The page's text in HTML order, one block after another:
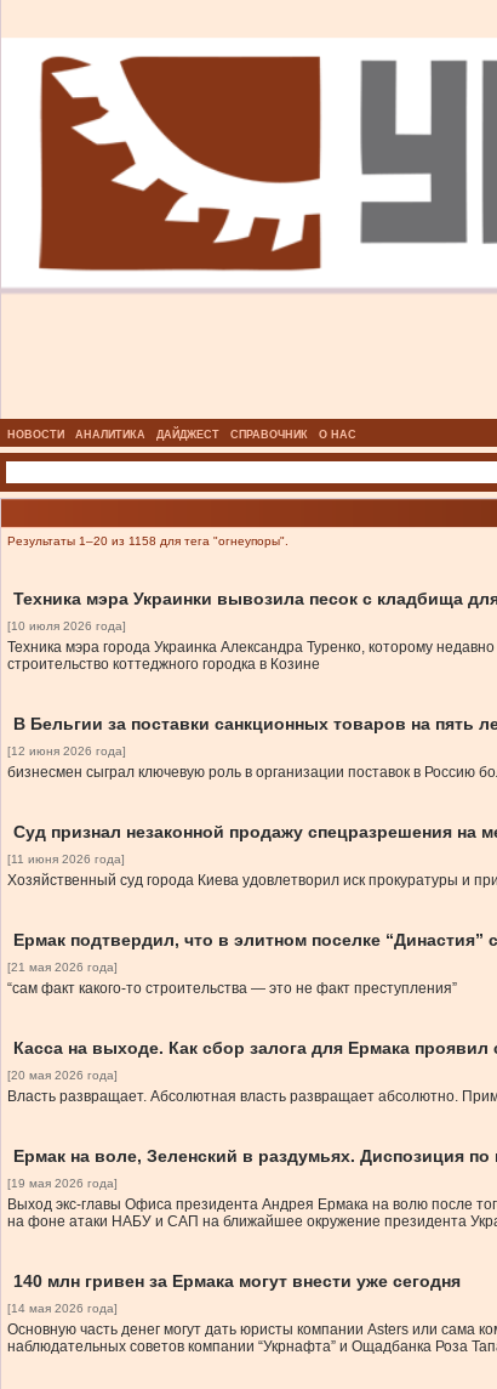
НОВОСТИ АНАЛИТИКА ДАЙДЖЕСТ СПРАВОЧНИК О НАС
Результаты 1–20 из 1158 для тега "огнеупоры".
Техника мэра Украинки вывозила песок с кладбища
[10 июля 2026 года]
Техника мэра города Украинка Александра Туренко, которому
строительство коттеджного городка в Козине
В Бельгии за поставки санкционных товаров на пять
[12 июня 2026 года]
бизнесмен сыграл ключевую роль в организации поставок в Россию
Суд признал незаконной продажу спецразрешения на
[11 июня 2026 года]
Хозяйственный суд города Киева удовлетворил иск прокуратуры и
Ермак подтвердил, что в элитном поселке “Династия”
[21 мая 2026 года]
“сам факт какого-то строительства — это не факт преступления”
Касса на выходе. Как сбор залога для Ермака проявил
[20 мая 2026 года]
Власть развращает. Абсолютная власть развращает абсолютно.
Ермак на воле, Зеленский в раздумьях. Диспозиция
[19 мая 2026 года]
Выход экс-главы Офиса президента Андрея Ермака на волю после
на фоне атаки НАБУ и САП на ближайшее окружение президента
140 млн гривен за Ермака могут внести уже сегодня
[14 мая 2026 года]
Основную часть денег могут дать юристы компании Asters или сама
наблюдательных советов компании “Укрнафта” и Ощадбанка Роза